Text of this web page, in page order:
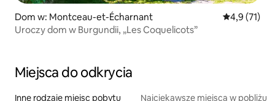
Dom w: Montceau-et-Écharnant Średnia
4,9 (71)
Uroczy dom w Burgundii, „Les Coquelicots”
Miejsca do odkrycia
Inne rodzaje miejsc pobytu Najciekawsze miejsca w pobliżu